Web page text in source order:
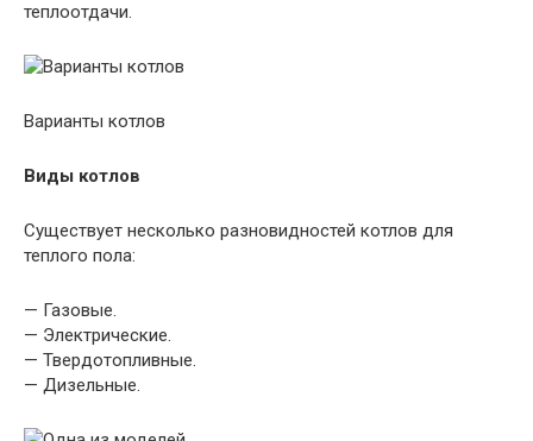
теплоотдачи.
Варианты котлов
Виды котлов
Существует несколько разновидностей котлов для
теплого пола:
— Газовые.
— Электрические.
— Твердотопливные.
— Дизельные.